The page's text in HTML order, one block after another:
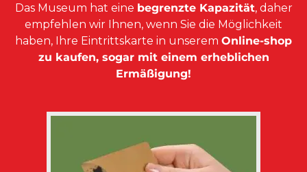
Das Museum hat eine begrenzte Kapazität, daher
empfehlen wir Ihnen, wenn Sie die Möglichkeit
haben, Ihre Eintrittskarte in unserem Online-shop
zu kaufen, sogar mit einem erheblichen
Ermäßigung!